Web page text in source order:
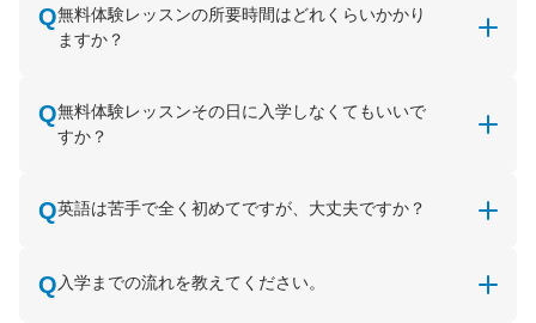
無料体験レッスンの所要時間はどれくらいかかり
ますか？
無料体験レッスンその日に入学しなくてもいいで
すか？
英語は苦手で全く初めてですが、大丈夫ですか？
入学までの流れを教えてください。